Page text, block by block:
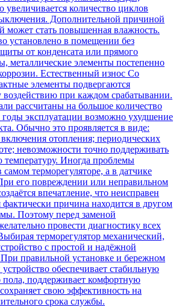
увеличивается количество циклов
Дополнительной причиной
может стать повышенная влажность.
установлено в помещении без
от конденсата или прямого
металлические элементы постепенно
Естественный износ Со
элементы подвергаются
воздействию при каждом срабатывании.
рассчитаны на большое количество
годы эксплуатации возможно ухудшение
Обычно это проявляется в виде:
включения отопления; периодических
невозможности точно поддерживать
температуру. Иногда проблемы
терморегуляторе, а в датчике
его повреждении или неправильном
впечатление, что неисправен
фактически причина находится в другом
Поэтому перед заменой
провести диагностику всех
терморегулятор механический,
с простой и надёжной
правильной установке и бережном
обеспечивает стабильную
пола, поддерживает комфортную
свою эффективность на
срока службы.